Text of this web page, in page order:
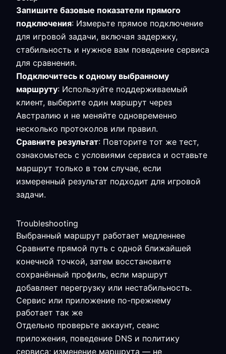
Запишите базовые показатели прямого
подключения: Измерьте прямое подключение
для игровой задачи, включая задержку,
стабильность и нужное вам поведение сервиса
для сравнения.
Подключитесь к одному выбранному
маршруту: Используйте поддерживаемый
клиент, выберите один маршрут через
Австралию и не меняйте одновременно
несколько протоколов или правил.
Сравните результат: Повторите тот же тест,
ознакомьтесь с условиями сервиса и оставьте
маршрут только в том случае, если
измеренный результат подходит для игровой
задачи.
Troubleshooting
Выбранный маршрут работает медленнее
Сравните прямой путь с одной ближайшей
конечной точкой, затем восстановите
сохранённый профиль, если маршрут
добавляет перегрузку или нестабильность.
Сервис или приложение по-прежнему
работает так же
Отдельно проверьте аккаунт, сеанс
приложения, поведение DNS и политику
сервиса; изменение маршрута — не